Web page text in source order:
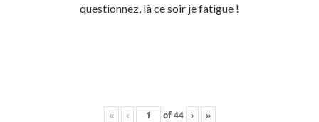
questionnez, là ce soir je fatigue !
« ‹ of44 › »